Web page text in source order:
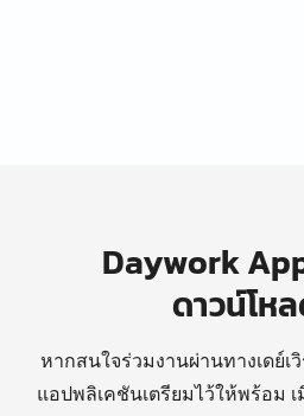
Daywork
ดาวน์โห
หากสนใจร่วมงานผ่านทางเดย์
แอปพลิเคชันเตรียมไว้ให้พร้อม